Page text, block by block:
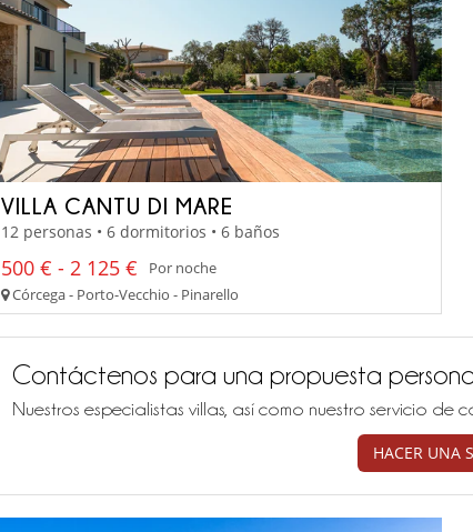
VILLA CANTU DI MARE
12 personas • 6 dormitorios • 6 baños
500 € - 2 125 €
Por noche
Córcega - Porto-Vecchio - Pinarello
Contáctenos para una propuesta
Nuestros especialistas villas, así como nuestro servicio de
HACER UNA